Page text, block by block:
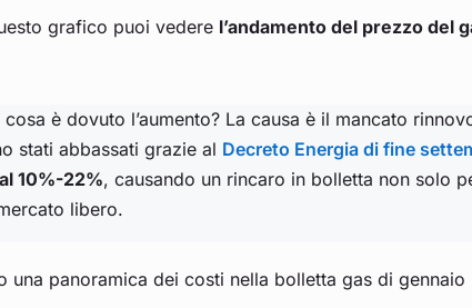
grafico puoi vedere l’andamento del prezzo del
è dovuto l’aumento? La causa è il mancato
stati abbassati grazie al Decreto Energia di fine
10%-22%, causando un rincaro in bolletta non solo
libero.
una panoramica dei costi nella bolletta gas di gennaio